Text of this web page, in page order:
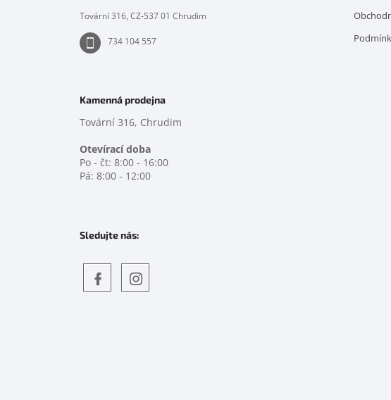
Tovární 316, CZ-537 01 Chrudim
734 104 557
Kamenná prodejna
Tovární 316, Chrudim
Otevírací doba
Po - čt: 8:00 - 16:00
Pá: 8:00 - 12:00
Sledujte nás: